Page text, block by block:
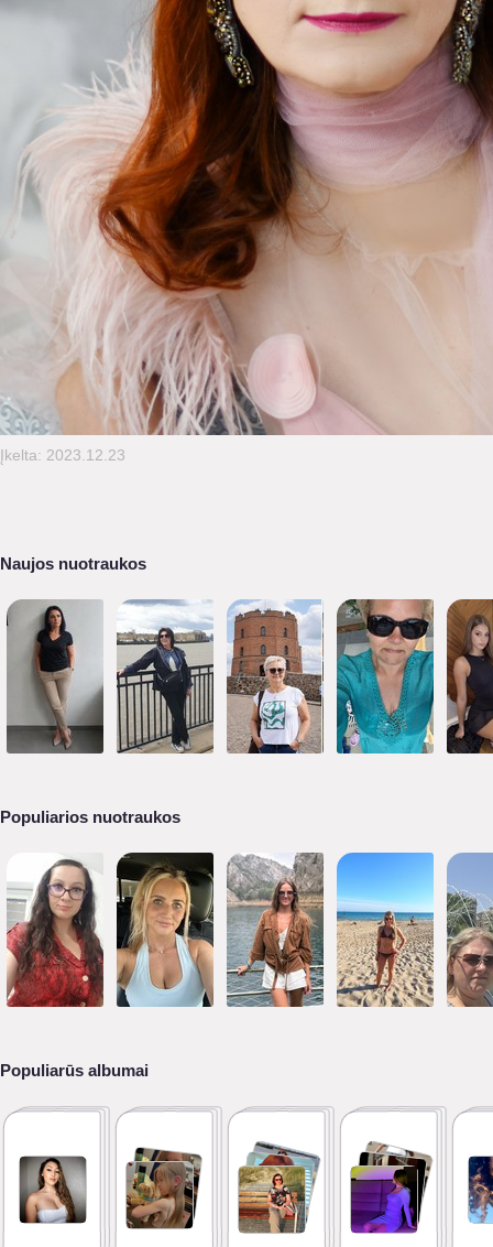
Įkelta: 2023.12.23
Naujos nuotraukos
Populiarios nuotraukos
Populiarūs albumai